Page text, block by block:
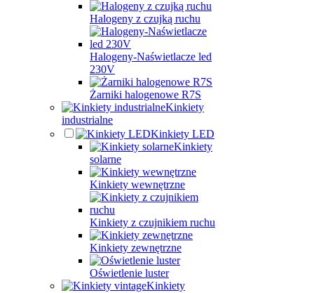
Halogeny z czujką ruchu
Halogeny-Naświetlacze led
230V
Żarniki halogenowe R7S
Kinkiety
industrialne
Kinkiety LED
Kinkiety
solarne
Kinkiety wewnętrzne
Kinkiety z czujnikiem ruchu
Kinkiety zewnętrzne
Oświetlenie luster
Kinkiety